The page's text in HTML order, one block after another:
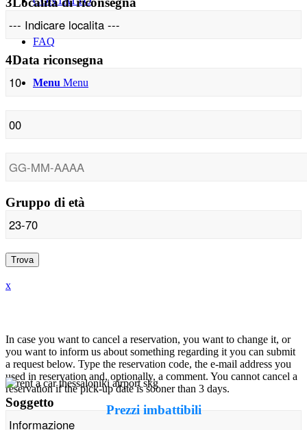
FAQ
Menu Menu
4Data riconsegna
Gruppo di età
Trova
x
In case you want to cancel a reservation, you want to change it, or
you want to inform us about something regarding it you can submit
a request below. Type the reservation code, the e-mail address you
used in reservation and, optionally, a comment. You cannot cancel a
reservation if the pick-up date is sooner than 3 days.
Soggetto
Prezzi imbattibili